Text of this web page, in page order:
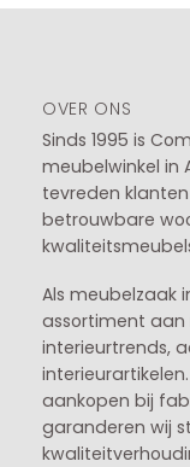
OVER ONS
Sinds 1995 is
meubelwinkel in
tevreden
betrouwbare
Als meubelzaak
assortiment aan
interieurtrends,
aankopen bij
garanderen wij